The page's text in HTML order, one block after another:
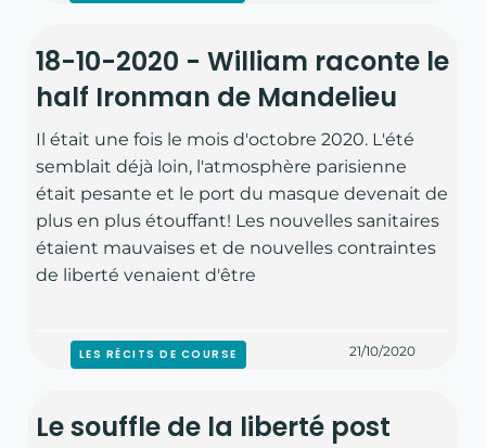
ACCUEIL
HISTOIRE ET VALEURS
L'ÉQUIPE
18-10-2020 - William raconte le
half Ironman de Mandelieu
Il était une fois le mois d'octobre 2020. L'été
semblait déjà loin, l'atmosphère parisienne
était pesante et le port du masque devenait de
plus en plus étouffant! Les nouvelles sanitaires
étaient mauvaises et de nouvelles contraintes
de liberté venaient d'être
LES RÉCITS DE COURSE 21/10/2020
Le souffle de la liberté post